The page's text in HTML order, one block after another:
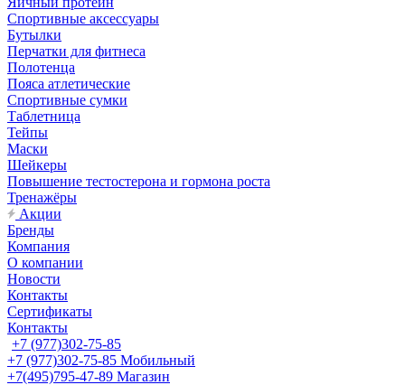
Спортивные аксессуары
Бутылки
Перчатки для фитнеса
Полотенца
Пояса атлетические
Спортивные сумки
Таблетница
Тейпы
Маски
Шейкеры
Повышение тестостерона и гормона роста
Тренажёры
Акции
Бренды
Компания
О компании
Новости
Контакты
Сертификаты
Контакты
+7 (977)302-75-85
+7 (977)302-75-85 Мобильный
+7(495)795-47-89 Магазин